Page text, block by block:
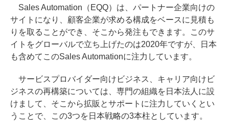
Sales Automation（EQQ）は、パートナー企業向けの
サイトになり、顧客企業が求める構成をベースに見積も
りを取ることができ、そこから発注もできます。このサ
イトをグローバルで立ち上げたのは2020年ですが、日本
も含めてこのSales Automationに注力しています。
サービスプロバイダー向けビジネス、キャリア向けビ
ジネスの再構築については、専門の組織を日本法人に設
けまして、そこから拡販とサポートに注力していくとい
うことで、この3つを日本戦略の3本柱としています。